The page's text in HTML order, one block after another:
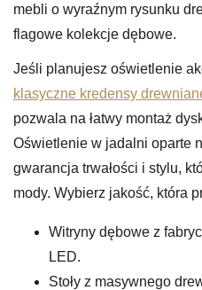
mebli o wyraźnym rysunku
flagowe kolekcje dębowe.
Jeśli planujesz oświetlenie
klasyczne kredensy
pozwala na łatwy montaż
Oświetlenie w jadalni oparte
gwarancja trwałości i stylu,
mody. Wybierz jakość, która
Witryny dębowe z
LED.
Stoły z masywnego